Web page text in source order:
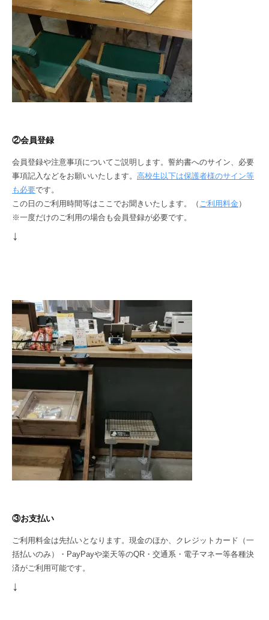
②会員登録
会員登録や注意事項についてご説明します。誓約書へのサイン、必要
事項記入などをお願いいたします。 高校生以下は保護者様のサイン等
も必要です。
この日のご利用時間等はここでお聞きいたします。（ ご利用料金 ）
※一度だけのご利用の場合も会員登録が必要です。
↓
③お支払い
ご利用料金は先払いとなります。現金のほか、クレジットカード（一
括払いのみ）・PayPayや楽天等のQR・交通系・電子マネー等各種決
済がご利用可能です。
↓